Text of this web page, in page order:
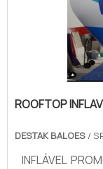
ROOFTOP
DESTAK BALOES /
INFLÁVEL